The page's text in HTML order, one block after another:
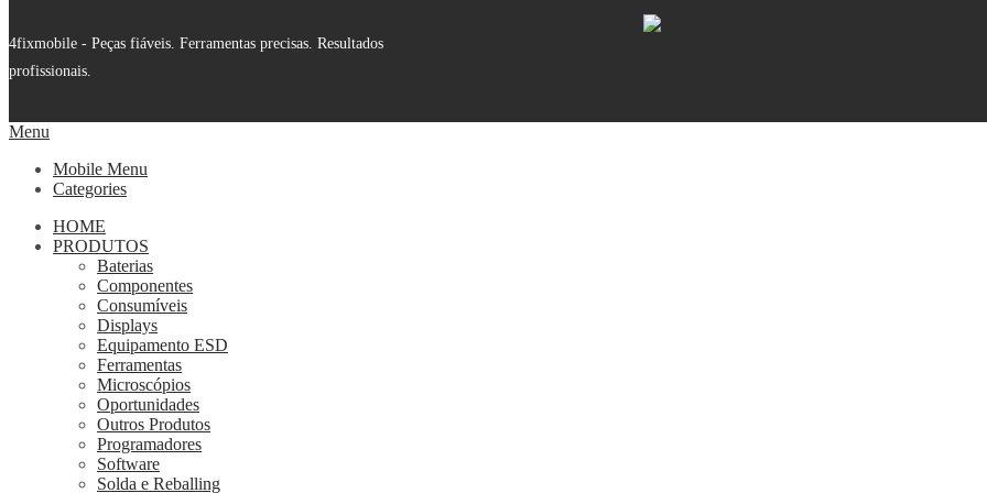
4fixmobile - Peças fiáveis. Ferramentas precisas. Resultados
profissionais.
Menu
Mobile Menu
Categories
HOME
PRODUTOS
Baterias
Componentes
Consumíveis
Displays
Equipamento ESD
Ferramentas
Microscópios
Oportunidades
Outros Produtos
Programadores
Software
Solda e Reballing